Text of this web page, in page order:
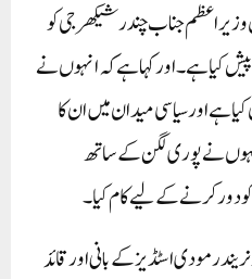
اعظم جناب چندر شیکھر جی کو
کیا ہے۔ اور کہا ہے کہ انہوں نے
ہے اور سیاسی میدان میں ان کا
انہوں نے پوری لگن کے ساتھ
کرنے کے لیے کام کیا۔
مودی اسٹڈیز کے بانی اور قائد